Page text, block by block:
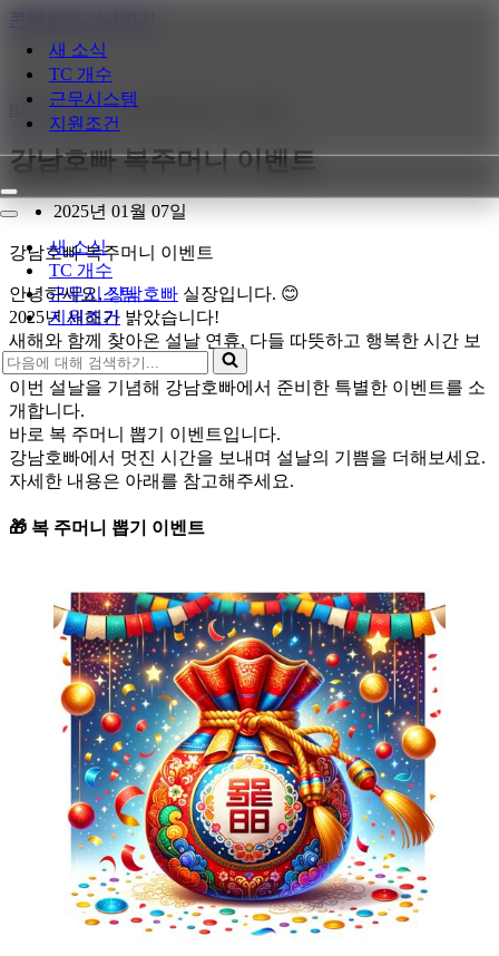
새 소식
TC 개수
근무시스템
지원조건
내
비
이
메
뉴
내
비
게
이
션
메
뉴
새 소식
TC 개수
근무시스템
지원조건
다
음
에
대
해
검
하
»새 소식»강남호빠 복주머니 이벤트
강남호빠 복주머니 이벤트
2025년 01월 07일
강남호빠 복주머니 이벤트
안녕하세요,강남호빠 실장입니다. 😊
2025년 새해가 밝았습니다!
새해와 함께 찾아온 설날 연휴, 다들 따뜻하고 행복한 시간 보
내고 계신가요?
이번 설날을 기념해 강남호빠에서 준비한 특별한 이벤트를 소
개합니다.
바로 복 주머니 뽑기 이벤트입니다.
강남호빠에서 멋진 시간을 보내며 설날의 기쁨을 더해보세요.
자세한 내용은 아래를 참고해주세요.
🎁 복 주머니 뽑기 이벤트